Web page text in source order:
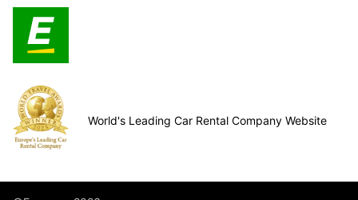
World's Leading Car Rental Company Website